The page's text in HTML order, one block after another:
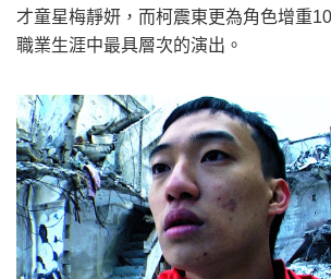
才童星梅靜妍，而柯震東更為角色增重
職業生涯中最具層次的演出。